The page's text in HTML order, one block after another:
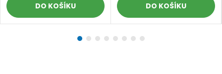
DO KOŠÍKU DO KOŠÍKU